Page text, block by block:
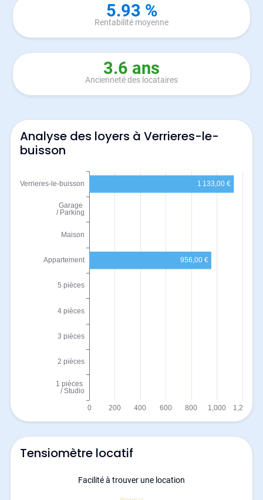
5.93 %
Rentabilité moyenne
3.6 ans
Ancienneté des locataires
Analyse des loyers à Verrieres-le-
buisson
Tensiomètre locatif
Facilité à trouver une location